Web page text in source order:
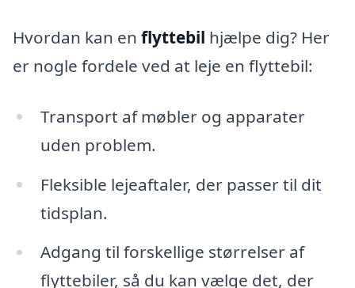
Hvordan kan en flyttebil hjælpe dig? Her
er nogle fordele ved at leje en flyttebil:
Transport af møbler og apparater
uden problem.
Fleksible lejeaftaler, der passer til dit
tidsplan.
Adgang til forskellige størrelser af
flyttebiler, så du kan vælge det, der